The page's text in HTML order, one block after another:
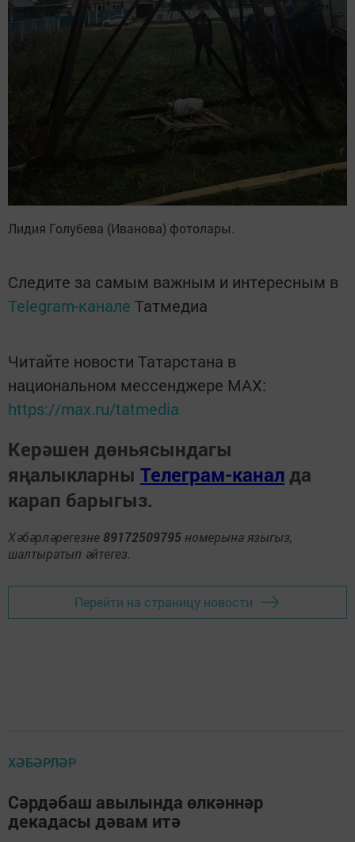
Лидия Голубева (Иванова) фотолары.
Следите за самым важным и интересным в
Telegram-канале Татмедиа
Читайте новости Татарстана в
национальном мессенджере MАХ:
https://max.ru/tatmedia
Керәшен дөньясындагы
яңалыкларны Телеграм-канал да
карап барыгыз.
Хәбәрләрегезне 89172509795 номерына языгыз,
шалтыратып әйтегез.
Перейти на страницу новости
ХӘБӘРЛӘР
Сәрдәбаш авылында өлкәннәр
декадасы дәвам итә